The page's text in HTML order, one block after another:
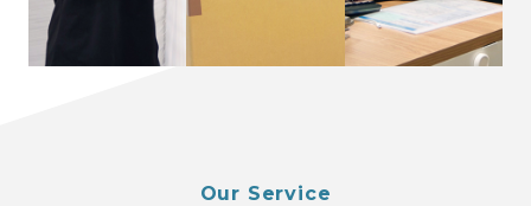
Our Service